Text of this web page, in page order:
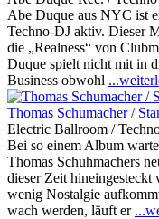
Abe Duque aus NYC ist
Techno-DJ aktiv. Dieser
die „Realness“ von
Duque spielt nicht mit in
Business obwohl
Thomas Schumacher /
Electric Ballroom /
Bei so einem Album
Thomas Schuhmachers
dieser Zeit hineingesteckt
wenig Nostalgie
wach werden, läuft er